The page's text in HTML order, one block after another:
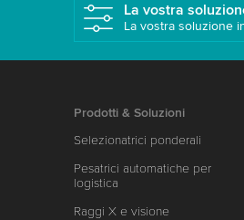
La vostra
La vostra soluzione
Prodotti & Soluzioni
Selezionatrici ponderali
Pesatrici automatiche per
logistica
Raggi X e visione